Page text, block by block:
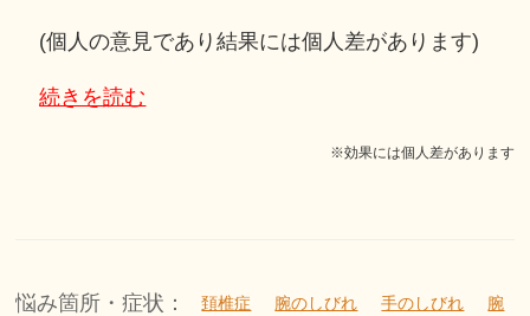
(個人の意見であり結果には個人差があります)
続きを読む
※効果には個人差があります
悩み箇所・症状： 頚椎症 腕のしびれ 手のしびれ
腕